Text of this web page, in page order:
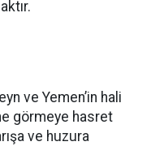
ve Yemen’in hali
görmeye hasret
ve huzura